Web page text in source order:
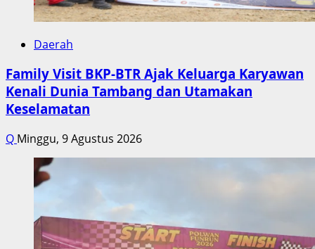
Daerah
Family Visit BKP-BTR Ajak Keluarga Karyawan
Kenali Dunia Tambang dan Utamakan
Keselamatan
Q Minggu, 9 Agustus 2026